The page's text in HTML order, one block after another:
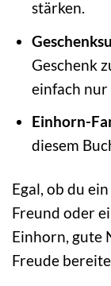
stärken.
Geschenk
einfach nur
Einhorn-
diesem
Egal, ob du
Freund oder
Einhorn, gute
Freude